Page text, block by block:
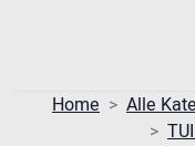
Home Alle